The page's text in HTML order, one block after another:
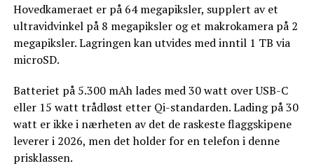
Hovedkameraet er på 64 megapiksler, supplert av et
ultravidvinkel på 8 megapiksler og et makrokamera på 2
megapiksler. Lagringen kan utvides med inntil 1 TB via
microSD.
Batteriet på 5.300 mAh lades med 30 watt over USB-C
eller 15 watt trådløst etter Qi-standarden. Lading på 30
watt er ikke i nærheten av det de raskeste flaggskipene
leverer i 2026, men det holder for en telefon i denne
prisklassen.